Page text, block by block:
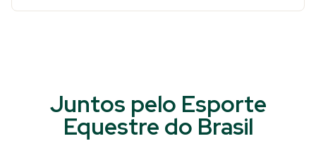
Juntos pelo Esporte
Equestre do Brasil